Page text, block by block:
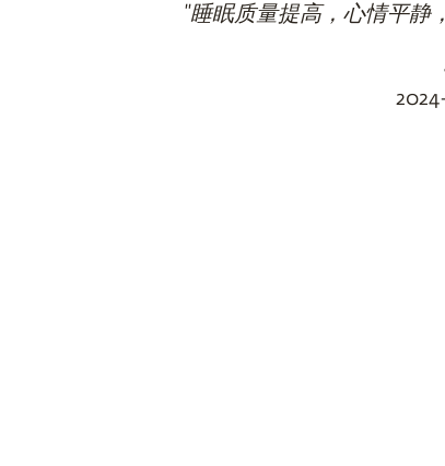
"睡眠质量提高，心情平静